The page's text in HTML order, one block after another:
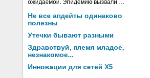
ожидаемой. Эпидемию вызвали …
Не все апдейты одинаково
полезны
Утечки бывают разными
Здравствуй, племя младое,
незнакомое...
Инновации для сетей X5